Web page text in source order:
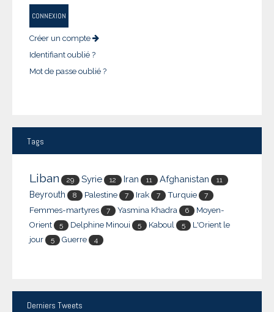
CONNEXION
Créer un compte
Identifiant oublié ?
Mot de passe oublié ?
Tags
Liban 29 Syrie 12 Iran 11 Afghanistan 11
Beyrouth 8 Palestine 7 Irak 7 Turquie 7
Femmes-martyres 7 Yasmina Khadra 6
Moyen-
Orient
5 Delphine Minoui 5 Kaboul 5
L'Orient le
jour
5 Guerre 4
Derniers Tweets